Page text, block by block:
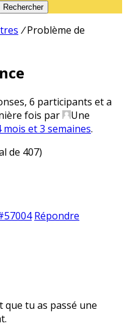
Rechercher
/ Problème de
6 participants et a
fois par
Une
mois et 3 semaines.
de 407)
Répondre
que tu as passé une